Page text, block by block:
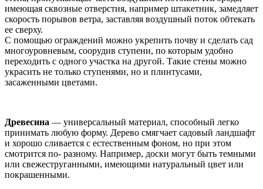
имеющая сквозные отверстия, например штакетник, замедляет
скорость порывов ветра, заставляя воздушный поток обтекать
ее сверху.
С помощью ограждений можно укрепить почву и сделать сад
многоуровневым, соорудив ступени, по которым удобно
переходить с одного участка на другой. Такие стены можно
украсить не только ступенями, но и плинтусами,
засаженными цветами.
Древесина — универсальный материал, способный легко
принимать любую форму. Дерево смягчает садовый ландшафт
и хорошо сливается с естественным фоном, но при этом
смотрится по- разному. Например, доски могут быть темными
или свежеструганными, имеющими натуральный цвет или
покрашенными.